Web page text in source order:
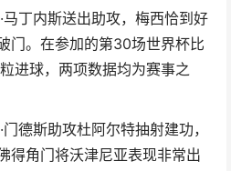
丁内斯送出助攻，梅西恰到好
门。在参加的第30场世界杯比
进球，两项数据均为赛事之
德斯助攻杜阿尔特抽射建功，
得角门将沃津尼亚表现非常出